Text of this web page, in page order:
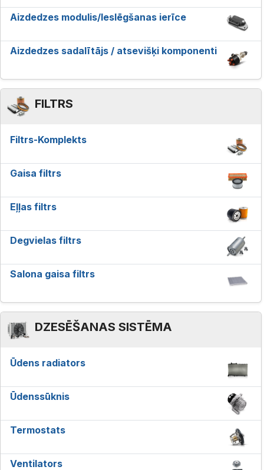
Aizdedzes modulis/Ieslēgšanas ierīce
Aizdedzes sadalītājs / atsevišķi komponenti
FILTRS
Filtrs-Komplekts
Gaisa filtrs
Eļļas filtrs
Degvielas filtrs
Salona gaisa filtrs
DZESĒŠANAS SISTĒMA
Ūdens radiators
Ūdenssūknis
Termostats
Ventilators